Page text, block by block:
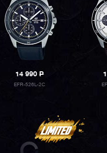
14 990P
EFR-526L-2C